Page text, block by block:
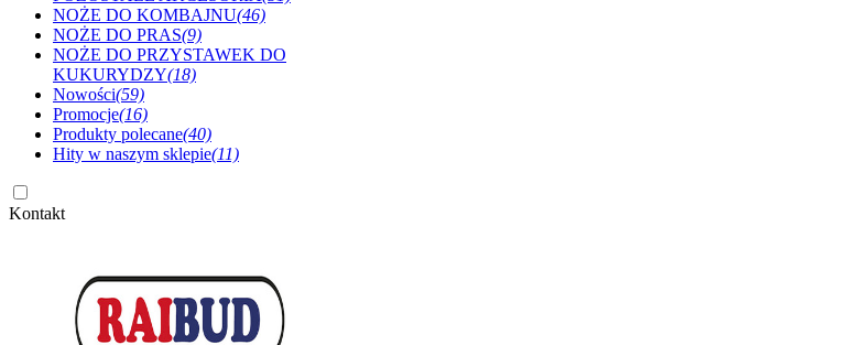
NOŻE DO KOMBAJNU(46)
NOŻE DO PRAS(9)
NOŻE DO PRZYSTAWEK DO
KUKURYDZY(18)
Nowości(59)
Promocje(16)
Produkty polecane(40)
Hity w naszym sklepie(11)
Kontakt